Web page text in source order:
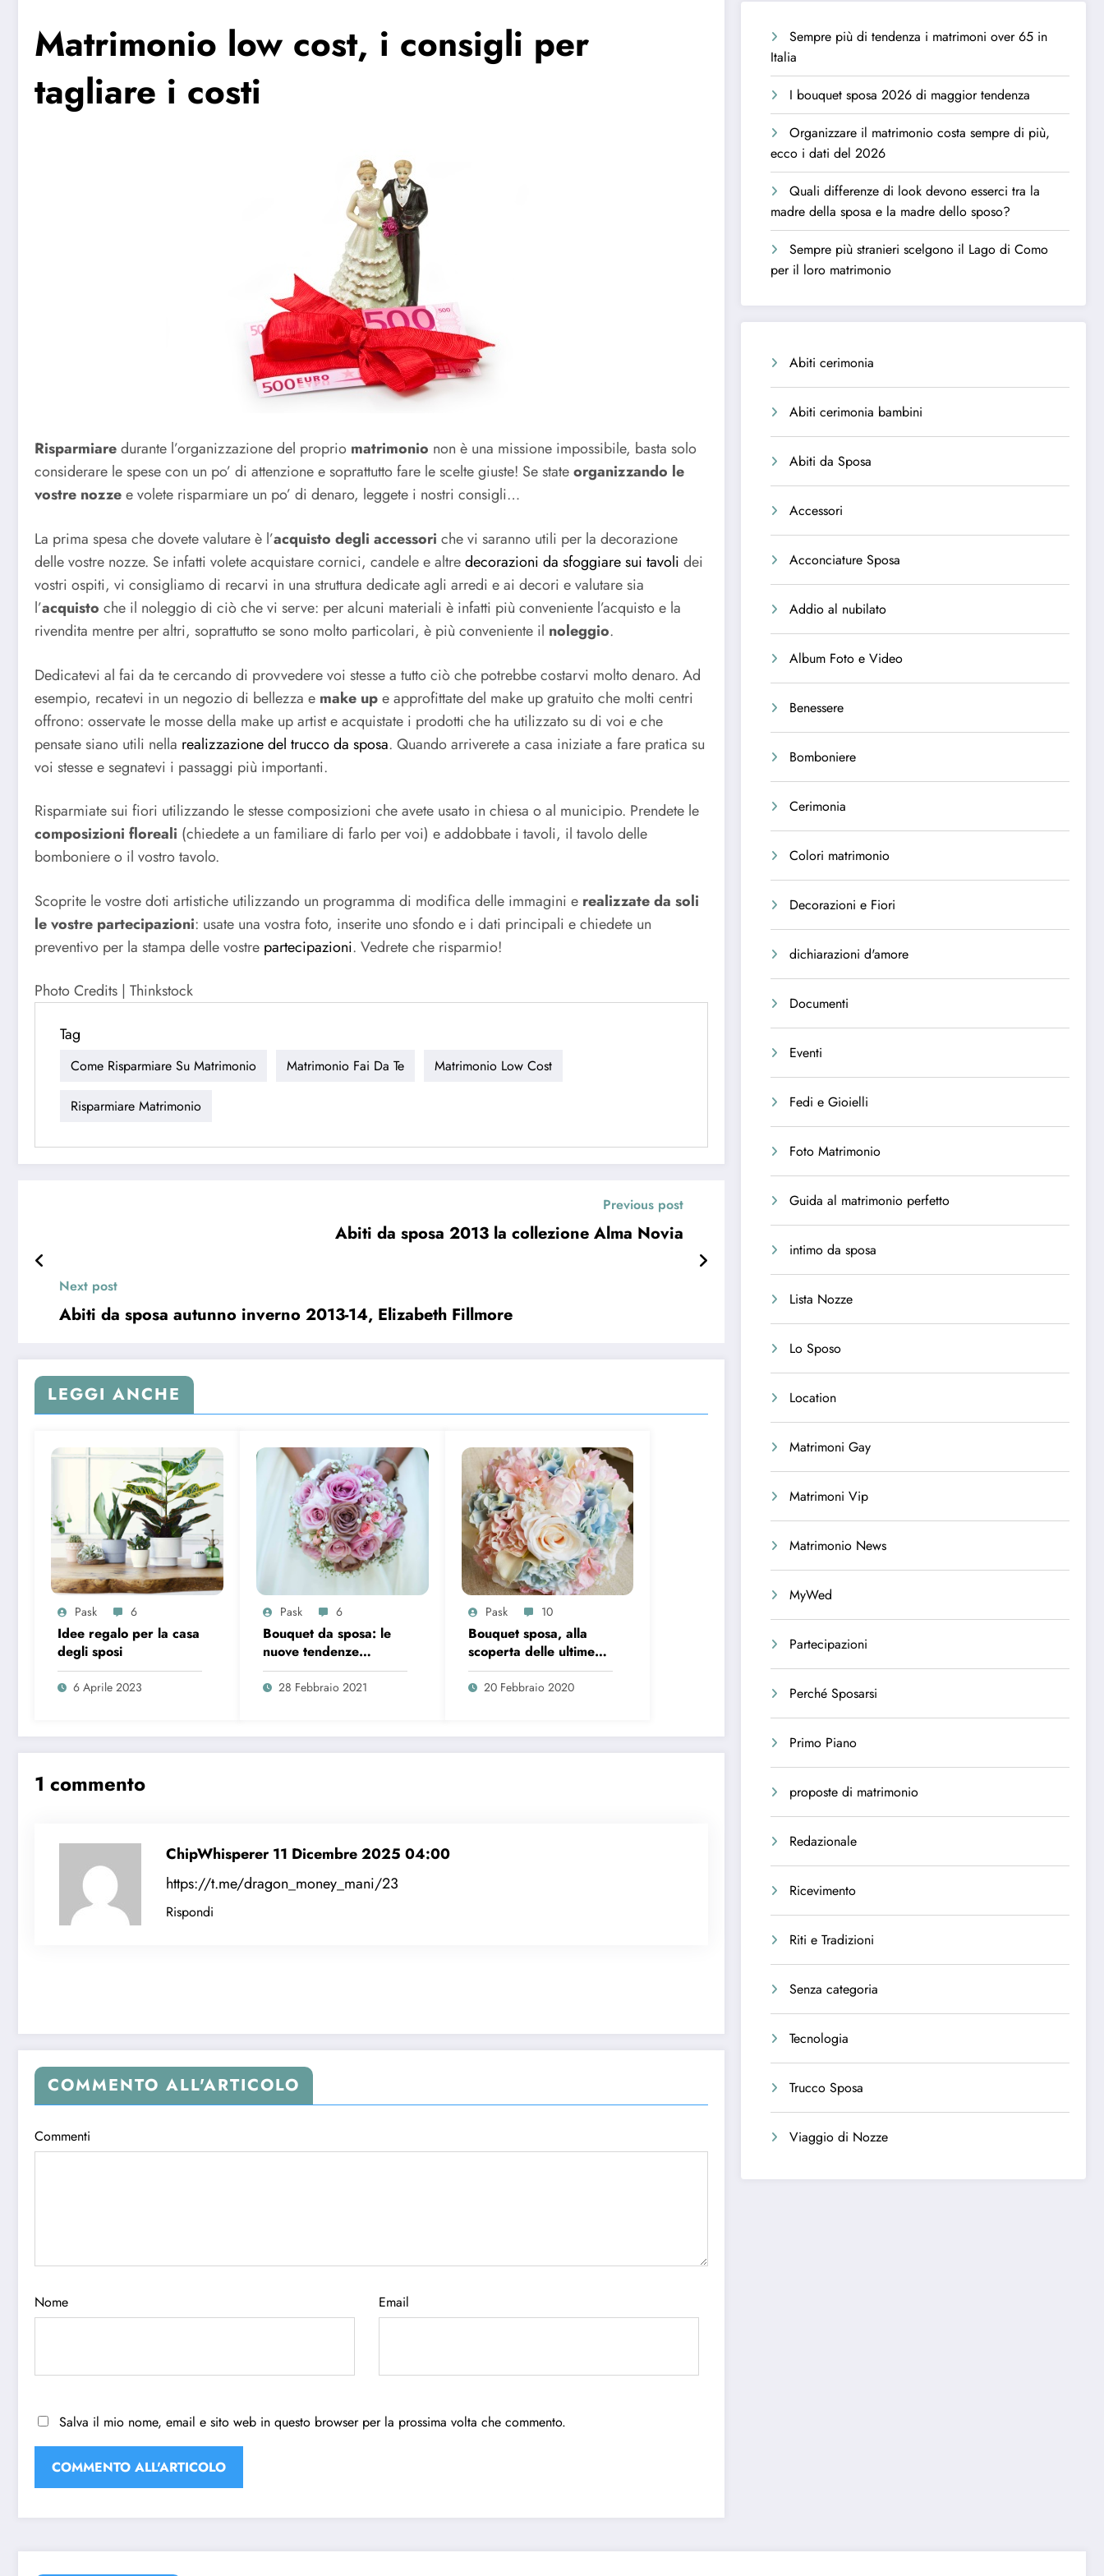
Matrimonio low cost, i consigli per
tagliare i costi
Risparmiaredurante l’organizzazione del proprio matrimonio non è una missione impossibile, basta solo
considerare le spese con un po’ di attenzione e soprattutto fare le scelte giuste! Se stateorganizzando le
vostre nozzee volete risparmiare un po’ di denaro, leggete i nostri consigli…
La prima spesa che dovete valutare è l’acquisto degli accessori che vi saranno utili per la decorazione
delle vostre nozze. Se infatti volete acquistare cornici, candele e altredecorazioni da sfoggiare sui tavoli dei
vostri ospiti, vi consigliamo di recarvi in una struttura dedicate agli arredi e ai decori e valutare sia
l’acquisto che il noleggio di ciò che vi serve: per alcuni materiali è infatti più conveniente l’acquisto e la
rivendita mentre per altri, soprattutto se sono molto particolari, è più conveniente il noleggio.
Dedicatevi al fai da te cercando di provvedere voi stesse a tutto ciò che potrebbe costarvi molto denaro. Ad
esempio, recatevi in un negozio di bellezza e make upe approfittate del make up gratuito che molti centri
offrono: osservate le mosse della make up artist e acquistate i prodotti che ha utilizzato su di voi e che
pensate siano utili nella realizzazione del trucco da sposa. Quando arriverete a casa iniziate a fare pratica su
voi stesse e segnatevi i passaggi più importanti.
Risparmiate sui fiori utilizzando le stesse composizioni che avete usato in chiesa o al municipio. Prendete le
composizioni floreali (chiedete a un familiare di farlo per voi) e addobbate i tavoli, il tavolo delle
bomboniere o il vostro tavolo.
Scoprite le vostre doti artistiche utilizzando un programma di modifica delle immagini e realizzate da soli
le vostre partecipazioni: usate una vostra foto, inserite uno sfondo e i dati principali e chiedete un
preventivo per la stampa delle vostre partecipazioni. Vedrete che risparmio!
Photo Credits | Thinkstock
Tag
Come Risparmiare Su Matrimonio Matrimonio Fai Da Te Matrimonio Low Cost
Risparmiare Matrimonio
Previous post
Abiti da sposa 2013 la collezione Alma Novia
Next post
Abiti da sposa autunno inverno 2013-14, Elizabeth Fillmore
LEGGI ANCHE
Pask 6
Idee regalo per la casa
degli sposi
6 Aprile 2023
Pask 6
Bouquet da sposa: le
nuove tendenze
primavera estate 2021
28 Febbraio 2021
Pask 10
Bouquet sposa, alla
scoperta delle ultime
tendenze 2020
20 Febbraio 2020
1 commento
ChipWhisperer11 Dicembre 2025 04:00
https://t.me/dragon_money_mani/23
Rispondi
COMMENTO ALL'ARTICOLO
Commenti
Nome Email
Salva il mio nome, email e sito web in questo browser per la prossima volta che commento.
Sempre più di tendenza i matrimoni over 65 in
Italia
I bouquet sposa 2026 di maggior tendenza
Organizzare il matrimonio costa sempre di più,
ecco i dati del 2026
Quali differenze di look devono esserci tra la
madre della sposa e la madre dello sposo?
Sempre più stranieri scelgono il Lago di Como
per il loro matrimonio
Abiti cerimonia
Abiti cerimonia bambini
Abiti da Sposa
Accessori
Acconciature Sposa
Addio al nubilato
Album Foto e Video
Benessere
Bomboniere
Cerimonia
Colori matrimonio
Decorazioni e Fiori
dichiarazioni d'amore
Documenti
Eventi
Fedi e Gioielli
Foto Matrimonio
Guida al matrimonio perfetto
intimo da sposa
Lista Nozze
Lo Sposo
Location
Matrimoni Gay
Matrimoni Vip
Matrimonio News
MyWed
Partecipazioni
Perché Sposarsi
Primo Piano
proposte di matrimonio
Redazionale
Ricevimento
Riti e Tradizioni
Senza categoria
Tecnologia
Trucco Sposa
Viaggio di Nozze